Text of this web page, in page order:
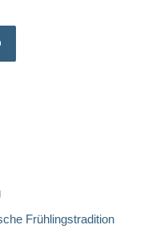
Frühlingstradition